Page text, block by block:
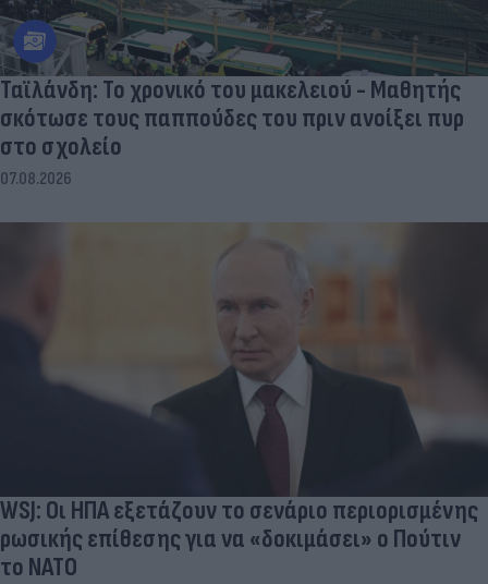
Ταϊλάνδη: Το χρονικό του μακελειού - Μαθητής
σκότωσε τους παππούδες του πριν ανοίξει πυρ
στο σχολείο
07.08.2026
WSJ: Οι ΗΠΑ εξετάζουν το σενάριο περιορισμένης
ρωσικής επίθεσης για να «δοκιμάσει» ο Πούτιν
το ΝΑΤΟ